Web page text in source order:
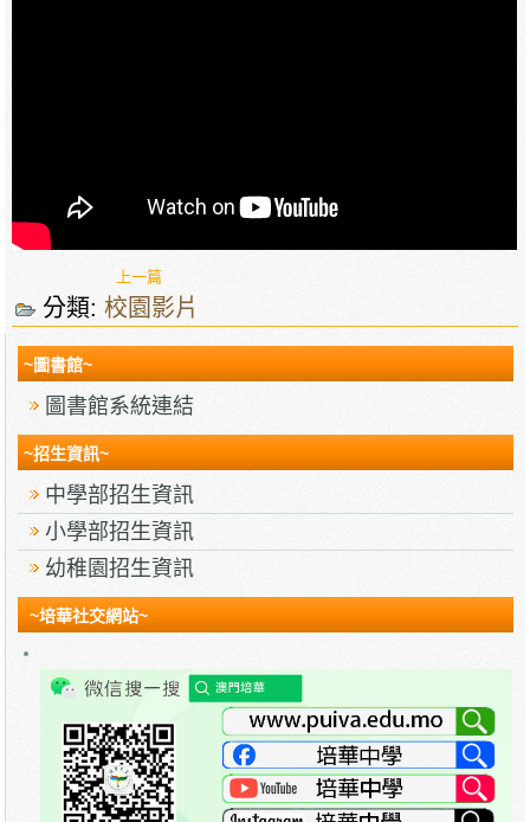
上一篇
分類:校園影片
~圖書館~
圖書館系統連結
~招生資訊~
中學部招生資訊
小學部招生資訊
幼稚園招生資訊
~培華社交網站~